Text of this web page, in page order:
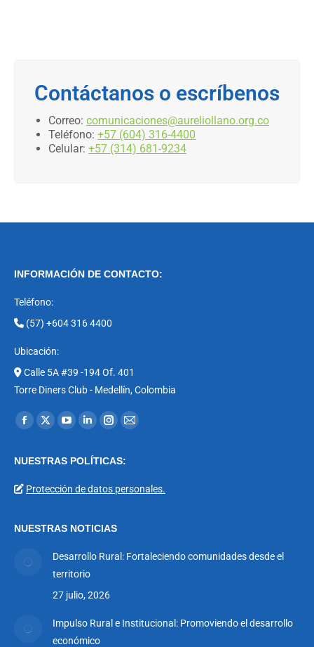
Contáctanos o escríbenos
Correo: comunicaciones@aureliollano.org.co
Teléfono: +57 (604) 316-4400
Celular: +57 (314) 681-9234
INFORMACIÓN DE CONTACTO:
Teléfono:
(57) +604 316 4400
Ubicación:
Calle 5A #39 -194 Of. 401
Torre Diners Club - Medellín, Colombia
Encuéntranos en:
Facebook
opens
in
X
opens
YouTube
opens
in
Linkedin
opens
in
Instagram
opens
Mail
NUESTRAS POLÍTICAS:
Protección de datos personales.
NUESTRAS NOTICIAS
Desarrollo Rural: Fortaleciendo comunidades desde el
territorio
27 julio, 2026
Impulso Rural e Institucional: Promoviendo el desarrollo
económico